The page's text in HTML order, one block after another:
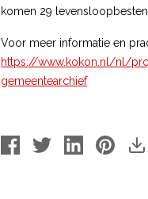
komen 29
Voor meer informatie en
https://www.kokon.nl/nl/
gemeentearchief